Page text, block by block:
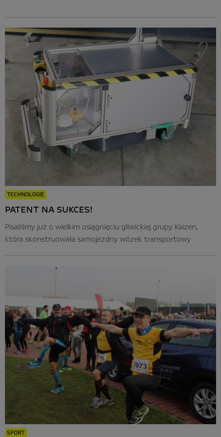
TECHNOLOGIE
PATENT NA SUKCES!
Pisaliśmy już o wielkim osiągnięciu gliwickiej grupy Kaizen,
która skonstruowała samojezdny wózek transportowy
SPORT